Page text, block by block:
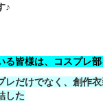
♪
る皆様は、コスプレ
レだけでなく、創作
した